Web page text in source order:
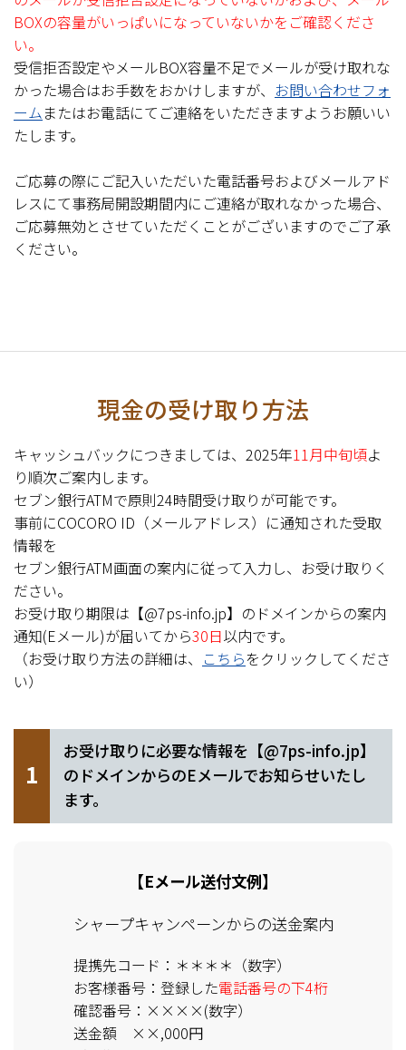
BOXの容量がいっぱいになっていないかをご確認くださ
い。
受信拒否設定やメールBOX容量不足でメールが受け取れな
かった場合はお手数をおかけしますが、 お問い合わせフォ
ームまたはお電話にてご連絡をいただきますようお願いい
たします。
ご応募の際にご記入いただいた電話番号およびメールアド
レスにて事務局開設期間内にご連絡が取れなかった場合、
ご応募無効とさせていただくことがございますのでご了承
ください。
現金の受け取り方法
キャッシュバックにつきましては、2025年11月中旬頃よ
り順次ご案内します。
セブン銀行ATMで原則24時間受け取りが可能です。
事前にCOCORO ID（メールアドレス）に通知された受取
情報を
セブン銀行ATM画面の案内に従って入力し、お受け取りく
ださい。
お受け取り期限は【@7ps-info.jp】のドメインからの案内
通知(Eメール)が届いてから30日以内です。
（お受け取り方法の詳細は、 こちらをクリックしてくださ
い）
1
お受け取りに必要な情報を【@7ps-info.jp】
のドメインからのEメールでお知らせいたし
ます。
【Eメール送付文例】
シャープキャンペーンからの送金案内
提携先コード：＊＊＊＊（数字）
お客様番号：登録した電話番号の下4桁
確認番号：××××(数字）
送金額 ××,000円